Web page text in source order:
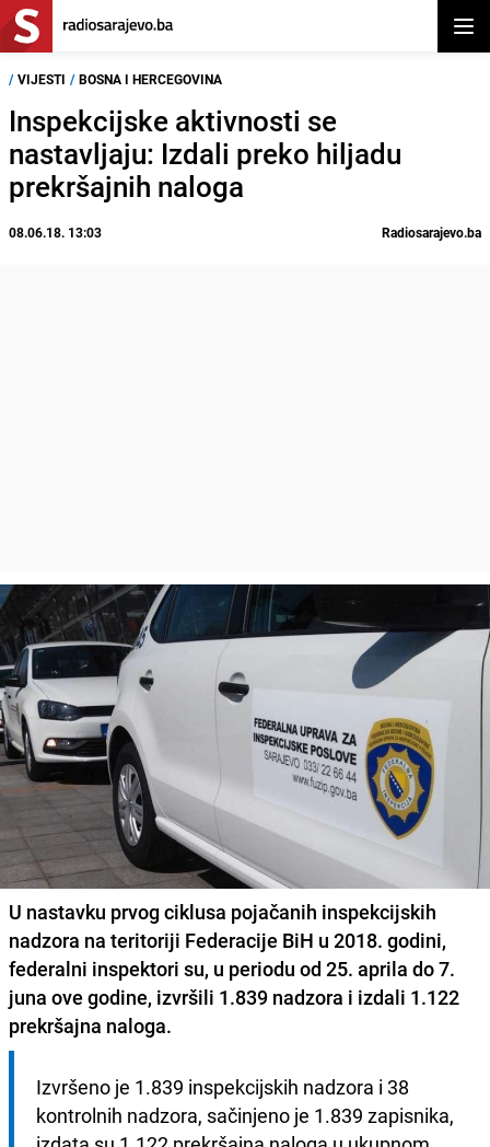
/ VIJESTI / BOSNA I HERCEGOVINA
Inspekcijske aktivnosti se
nastavljaju: Izdali preko hiljadu
prekršajnih naloga
08.06.18. 13:03 Radiosarajevo.ba
U nastavku prvog ciklusa pojačanih inspekcijskih
nadzora na teritoriji Federacije BiH u 2018. godini,
federalni inspektori su, u periodu od 25. aprila do 7.
juna ove godine, izvršili 1.839 nadzora i izdali 1.122
prekršajna naloga.
Izvršeno je 1.839 inspekcijskih nadzora i 38
kontrolnih nadzora, sačinjeno je 1.839 zapisnika,